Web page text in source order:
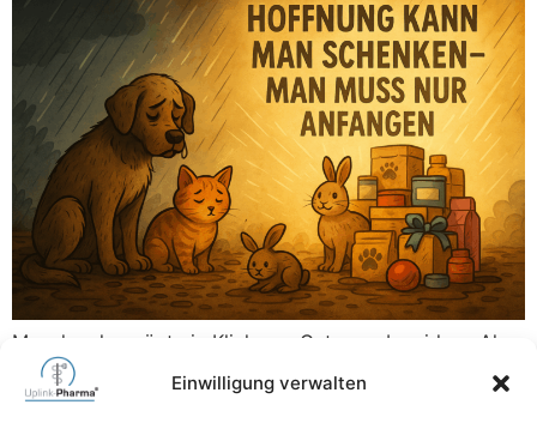
Einwilligung verwalten
Manchmal genügt ein Klick, um Gutes zu bewirken. Als
wir auf die Amazon Wunschliste des Tierschutz
Weilburg e. V. aufmerksam wurden, war schnell klar,